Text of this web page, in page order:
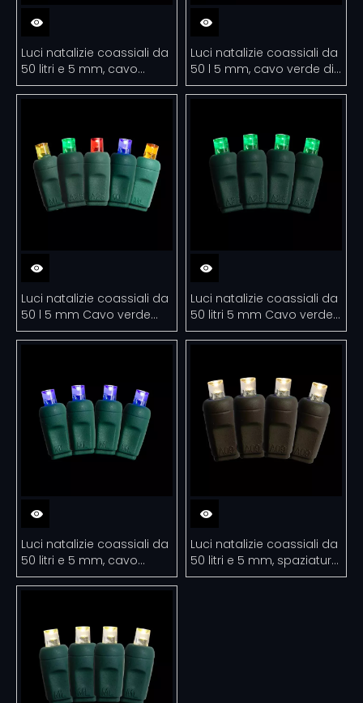
Luci natalizie coassiali da
50 litri e 5 mm, cavo
verde di colore bianco
Luci natalizie coassiali da
50 l 5 mm, cavo verde di
colore arancione con
Luci natalizie coassiali da
50 l 5 mm Cavo verde
multicolore con
Luci natalizie coassiali da
50 litri 5 mm Cavo verde
con spaziatura di 6 '
Luci natalizie coassiali da
50 litri e 5 mm, cavo
verde blu con spaziatura
Luci natalizie coassiali da
50 litri e 5 mm, spaziatura
da 6 pollici, cavo verde